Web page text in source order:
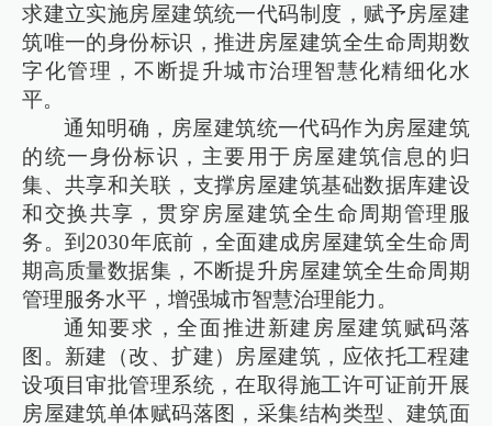
求建立实施房屋建筑统一代码制度，赋予房屋建
筑唯一的身份标识，推进房屋建筑全生命周期数
字化管理，不断提升城市治理智慧化精细化水
平。
通知明确，房屋建筑统一代码作为房屋建筑
的统一身份标识，主要用于房屋建筑信息的归
集、共享和关联，支撑房屋建筑基础数据库建设
和交换共享，贯穿房屋建筑全生命周期管理服
务。到2030年底前，全面建成房屋建筑全生命周
期高质量数据集，不断提升房屋建筑全生命周期
管理服务水平，增强城市智慧治理能力。
通知要求，全面推进新建房屋建筑赋码落
图。新建（改、扩建）房屋建筑，应依托工程建
设项目审批管理系统，在取得施工许可证前开展
房屋建筑单体赋码落图，采集结构类型、建筑面